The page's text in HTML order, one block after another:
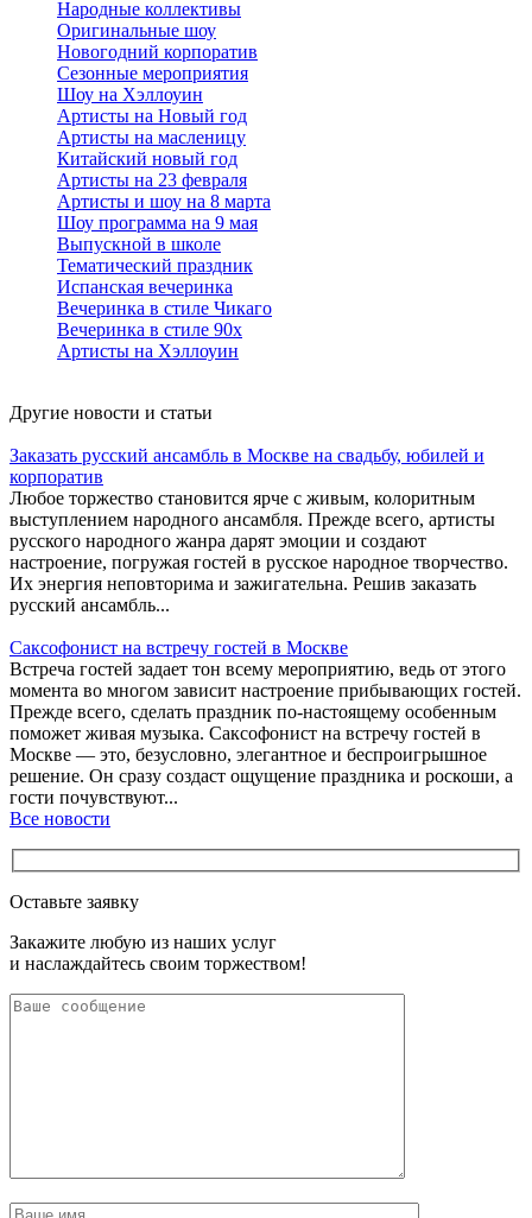
Народные коллективы
Оригинальные шоу
Новогодний корпоратив
Сезонные мероприятия
Шоу на Хэллоуин
Артисты на Новый год
Артисты на масленицу
Китайский новый год
Артисты на 23 февраля
Артисты и шоу на 8 марта
Шоу программа на 9 мая
Выпускной в школе
Тематический праздник
Испанская вечеринка
Вечеринка в стиле Чикаго
Вечеринка в стиле 90х
Артисты на Хэллоуин
Другие новости и статьи
Заказать русский ансамбль в Москве на свадьбу, юбилей и
корпоратив
Любое торжество становится ярче с живым, колоритным
выступлением народного ансамбля. Прежде всего, артисты
русского народного жанра дарят эмоции и создают
настроение, погружая гостей в русское народное творчество.
Их энергия неповторима и зажигательна. Решив заказать
русский ансамбль...
Саксофонист на встречу гостей в Москве
Встреча гостей задает тон всему мероприятию, ведь от этого
момента во многом зависит настроение прибывающих гостей.
Прежде всего, сделать праздник по-настоящему особенным
поможет живая музыка. Саксофонист на встречу гостей в
Москве — это, безусловно, элегантное и беспроигрышное
решение. Он сразу создаст ощущение праздника и роскоши, а
гости почувствуют...
Все новости
Оставьте заявку
Закажите любую из наших услуг
и наслаждайтесь своим торжеством!